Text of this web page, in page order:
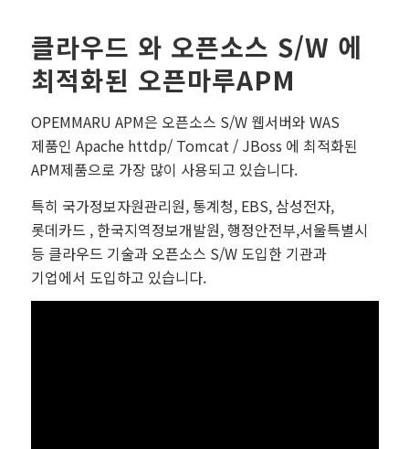
클라우드 와 오픈소스 S/W 에
최적화된 오픈마루APM
OPEMMARU APM은 오픈소스 S/W 웹서버와 WAS
제품인 Apache httdp/ Tomcat / JBoss 에 최적화된
APM제품으로 가장 많이 사용되고 있습니다.
특히 국가정보자원관리원, 통계청, EBS, 삼성전자,
롯데카드 , 한국지역정보개발원, 행정안전부,서울특별시
등 클라우드 기술과 오픈소스 S/W 도입한 기관과
기업에서 도입하고 있습니다.